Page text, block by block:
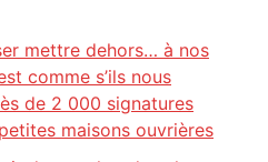
mettre dehors… à nos
comme s’ils nous
de 2 000 signatures
maisons ouvrières